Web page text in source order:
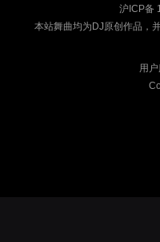
沪ICP备
本站舞曲均为DJ原创作品，
用